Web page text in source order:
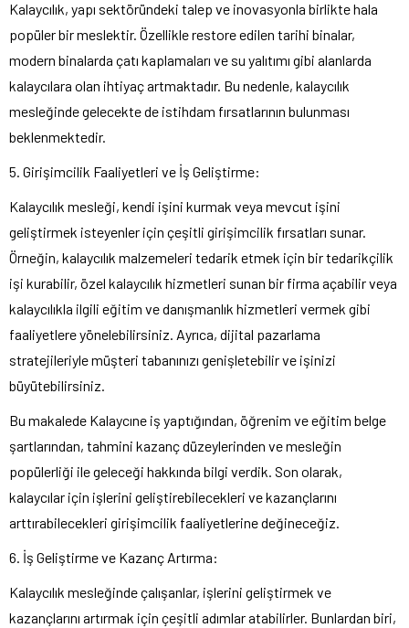
Kalaycılık, yapı sektöründeki talep ve inovasyonla birlikte hala
popüler bir meslektir. Özellikle restore edilen tarihi binalar,
modern binalarda çatı kaplamaları ve su yalıtımı gibi alanlarda
kalaycılara olan ihtiyaç artmaktadır. Bu nedenle, kalaycılık
mesleğinde gelecekte de istihdam fırsatlarının bulunması
beklenmektedir.
5. Girişimcilik Faaliyetleri ve İş Geliştirme:
Kalaycılık mesleği, kendi işini kurmak veya mevcut işini
geliştirmek isteyenler için çeşitli girişimcilik fırsatları sunar.
Örneğin, kalaycılık malzemeleri tedarik etmek için bir tedarikçilik
işi kurabilir, özel kalaycılık hizmetleri sunan bir firma açabilir veya
kalaycılıkla ilgili eğitim ve danışmanlık hizmetleri vermek gibi
faaliyetlere yönelebilirsiniz. Ayrıca, dijital pazarlama
stratejileriyle müşteri tabanınızı genişletebilir ve işinizi
büyütebilirsiniz.
Bu makalede Kalaycıne iş yaptığından, öğrenim ve eğitim belge
şartlarından, tahmini kazanç düzeylerinden ve mesleğin
popülerliği ile geleceği hakkında bilgi verdik. Son olarak,
kalaycılar için işlerini geliştirebilecekleri ve kazançlarını
arttırabilecekleri girişimcilik faaliyetlerine değineceğiz.
6. İş Geliştirme ve Kazanç Artırma:
Kalaycılık mesleğinde çalışanlar, işlerini geliştirmek ve
kazançlarını artırmak için çeşitli adımlar atabilirler. Bunlardan biri,